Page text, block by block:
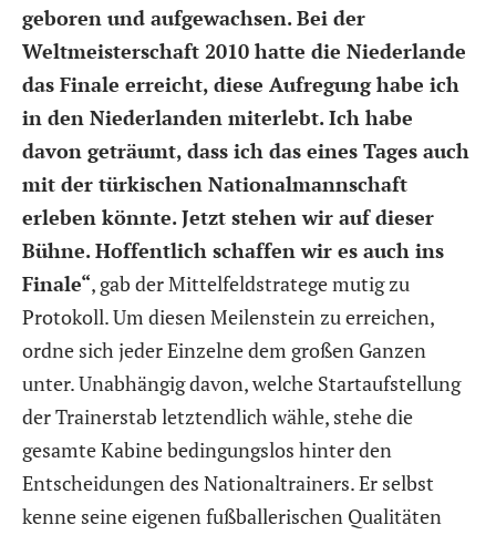
geboren und aufgewachsen. Bei der
Weltmeisterschaft 2010 hatte die Niederlande
das Finale erreicht, diese Aufregung habe ich
in den Niederlanden miterlebt. Ich habe
davon geträumt, dass ich das eines Tages auch
mit der türkischen Nationalmannschaft
erleben könnte. Jetzt stehen wir auf dieser
Bühne. Hoffentlich schaffen wir es auch ins
Finale“, gab der Mittelfeldstratege mutig zu
Protokoll. Um diesen Meilenstein zu erreichen,
ordne sich jeder Einzelne dem großen Ganzen
unter. Unabhängig davon, welche Startaufstellung
der Trainerstab letztendlich wähle, stehe die
gesamte Kabine bedingungslos hinter den
Entscheidungen des Nationaltrainers. Er selbst
kenne seine eigenen fußballerischen Qualitäten